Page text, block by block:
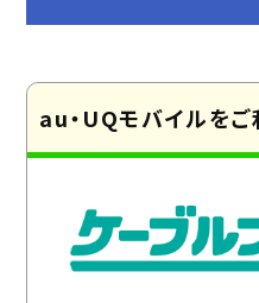
au・UQモバイルを